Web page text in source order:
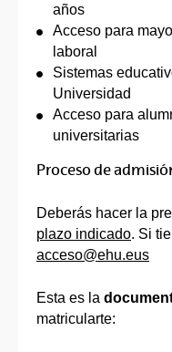
años
Acceso para
laboral
Sistemas
Universidad
Acceso para
universitarias
Proceso de
Deberás hacer la
plazo indicado. Si
acceso@ehu.eus
Esta es la
matricularte: